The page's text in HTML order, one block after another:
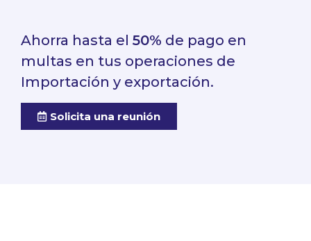
Ahorra hasta el 50% de pago en
multas en tus operaciones de
Importación y exportación.
Solicita una reunión